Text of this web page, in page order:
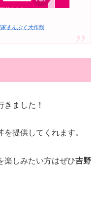
まんぷく大作戦
きました！
提供してくれます。
楽しみたい方はぜひ吉野